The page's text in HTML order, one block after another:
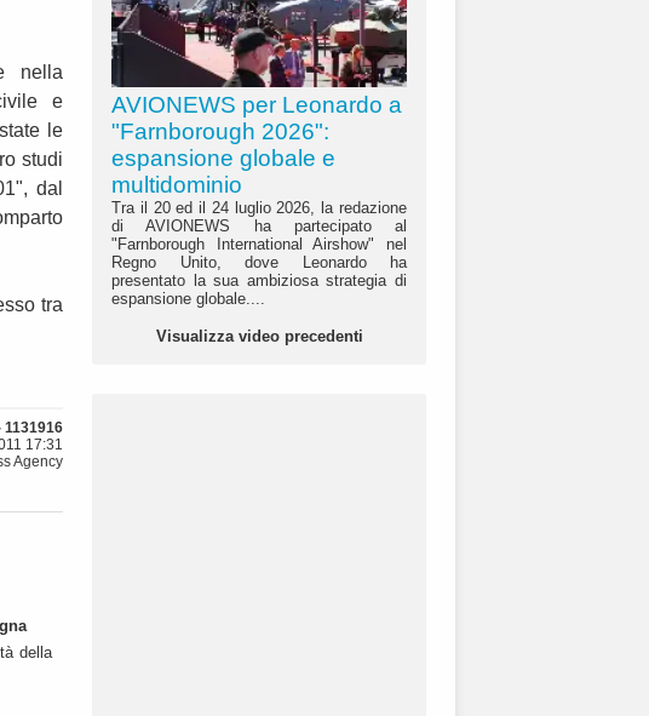
nella
e
le
studi
dal
tra
1131916
17:31
Agency
della
AVIONEWS per Leonardo a
"Farnborough 2026":
espansione globale e
multidominio
Tra il 20 ed il 24 luglio 2026, la redazione
di AVIONEWS ha partecipato al
"Farnborough International Airshow" nel
Regno Unito, dove Leonardo ha
presentato la sua ambiziosa strategia di
espansione globale....
Visualizza video precedenti